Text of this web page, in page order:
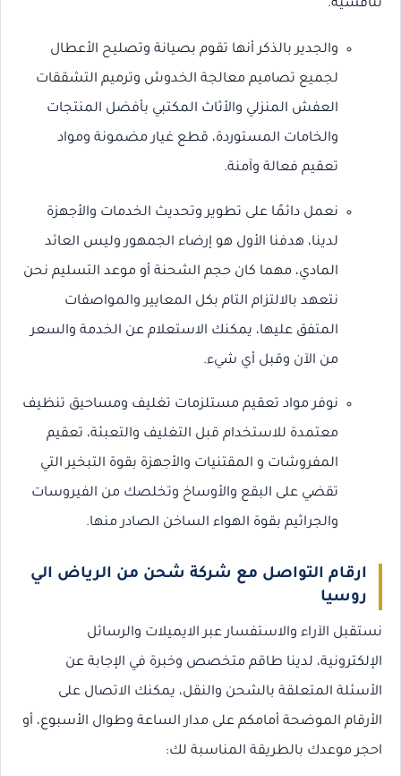
تنافسية.
والجدير بالذكر أنها تقوم بصيانة وتصليح الأعطال
لجميع تصاميم معالجة الخدوش وترميم التشققات
العفش المنزلي والأثاث المكتبي بأفضل المنتجات
والخامات المستوردة، قطع غيار مضمونة ومواد
تعقيم فعالة وآمنة.
نعمل دائمًا على تطوير وتحديث الخدمات والأجهزة
لدينا، هدفنا الأول هو إرضاء الجمهور وليس العائد
المادي، مهما كان حجم الشحنة أو موعد التسليم نحن
نتعهد بالالتزام التام بكل المعايير والمواصفات
المتفق عليها، يمكنك الاستعلام عن الخدمة والسعر
من الآن وقبل أي شيء.
نوفر مواد تعقيم مستلزمات تغليف ومساحيق تنظيف
معتمدة للاستخدام قبل التغليف والتعبئة، تعقيم
المفروشات و المقتنيات والأجهزة بقوة التبخير التي
تقضي على البقع والأوساخ وتخلصك من الفيروسات
والجراثيم بقوة الهواء الساخن الصادر منها.
ارقام التواصل مع شركة شحن من الرياض الي
روسيا
نستقبل الآراء والاستفسار عبر الايميلات والرسائل
الإلكترونية، لدينا طاقم متخصص وخبرة في الإجابة عن
الأسئلة المتعلقة بالشحن والنقل، يمكنك الاتصال على
الأرقام الموضحة أمامكم على مدار الساعة وطوال الأسبوع، أو
احجر موعدك بالطريقة المناسبة لك: